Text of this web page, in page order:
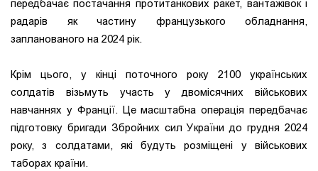
передбачає постачання протитанкових ракет, вантажівок і
радарів як частину французького обладнання,
запланованого на 2024 рік.
Крім цього, у кінці поточного року 2100 українських
солдатів візьмуть участь у двомісячних військових
навчаннях у Франції. Це масштабна операція передбачає
підготовку бригади Збройних сил України до грудня 2024
року, з солдатами, які будуть розміщені у військових
таборах країни.